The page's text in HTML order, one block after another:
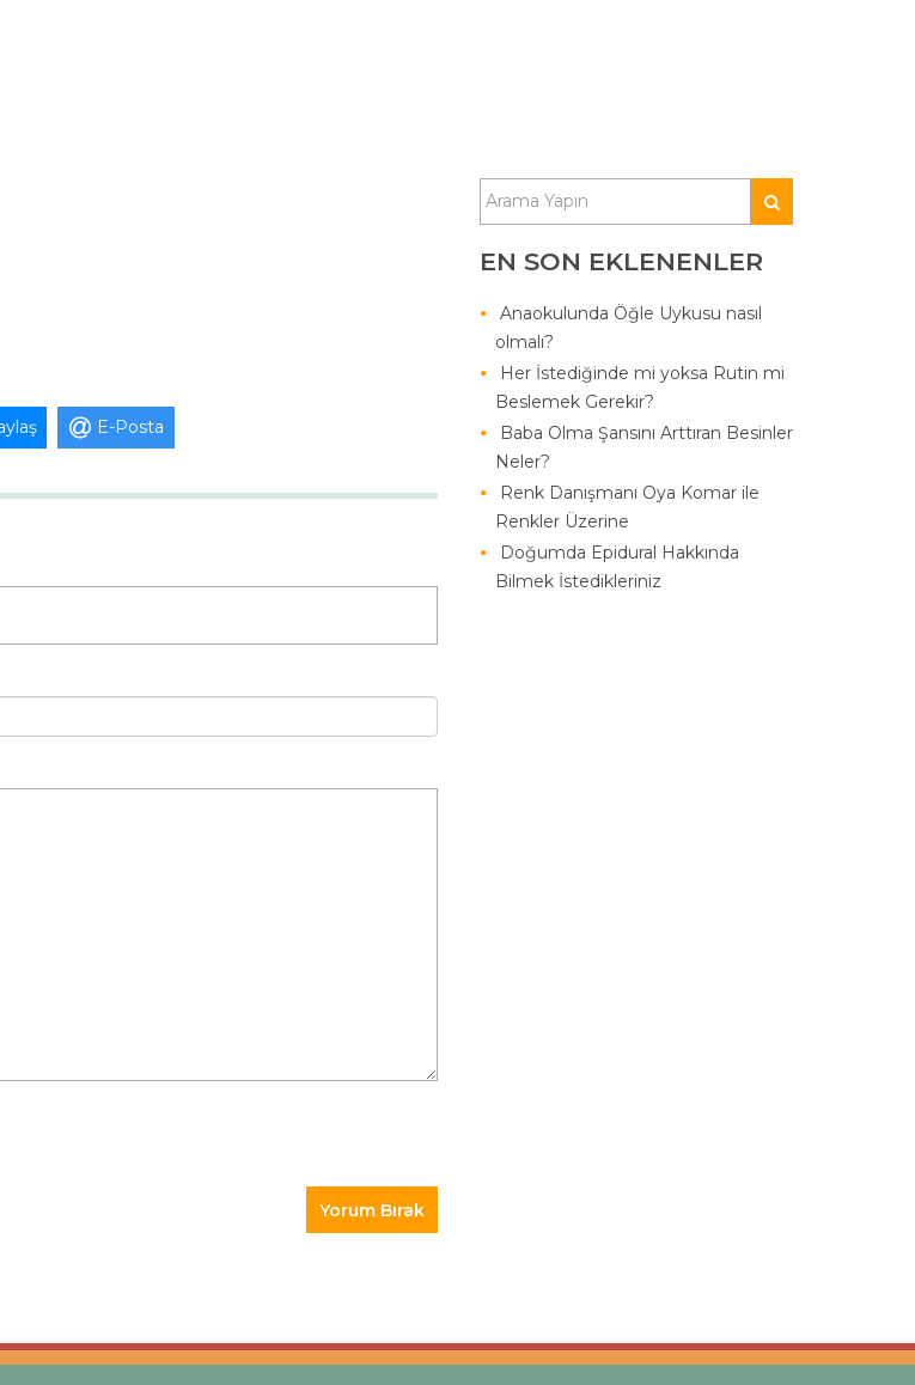
E-Posta
EN SON EKLENENLER
Anaokulunda Öğle Uykusu nasıl
olmalı?
Her İstediğinde mi yoksa Rutin mi
Beslemek Gerekir?
Baba Olma Şansını Arttıran Besinler
Neler?
Renk Danışmanı Oya Komar ile
Renkler Üzerine
Doğumda Epidural Hakkında
Bilmek İstedikleriniz